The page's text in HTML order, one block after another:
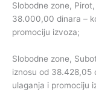
Slobodne zone,
38.000,00 dinara –
promociju izvoza;
Slobodne zone,
iznosu od 38.428,05
ulaganja i promociju